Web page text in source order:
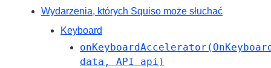
Wydarzenia, których Squiso może słuchać
Keyboard
data, API api)